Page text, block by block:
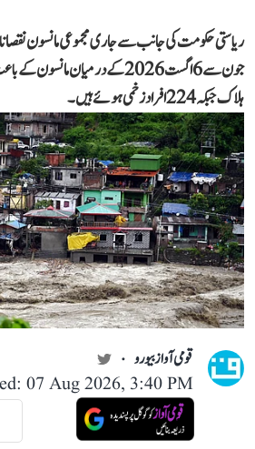
ہلاک جبکہ 224 افراد زخمی ہوئے ہیں۔
قومی آواز بیورو
07 Aug 2026, 3:40 PM